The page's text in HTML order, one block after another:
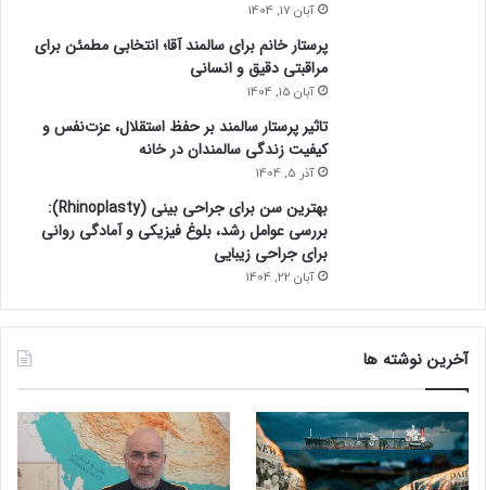
آبان 17, 1404
پرستار خانم برای سالمند آقا؛ انتخابی مطمئن برای
مراقبتی دقیق و انسانی
آبان 15, 1404
تاثیر پرستار سالمند بر حفظ استقلال، عزت‌نفس و
کیفیت زندگی سالمندان در خانه
آذر 5, 1404
بهترین سن برای جراحی بینی (Rhinoplasty):
بررسی عوامل رشد، بلوغ فیزیکی و آمادگی روانی
برای جراحی زیبایی
آبان 22, 1404
آخرین نوشته ها